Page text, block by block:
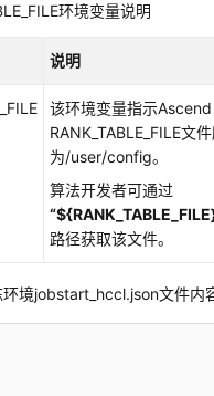
环境变量说明
说明
该环境变量指示
RANK_TABLE_FILE文
为/user/config。
算法开发者可通过
路径获取该文件。
境jobstart_hccl.json文件内